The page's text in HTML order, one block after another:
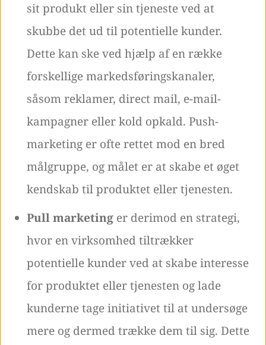
sit produkt eller sin tjeneste ved at
skubbe det ud til potentielle kunder.
Dette kan ske ved hjælp af en række
forskellige markedsføringskanaler,
såsom reklamer, direct mail, e-mail-
kampagner eller kold opkald. Push-
marketing er ofte rettet mod en bred
målgruppe, og målet er at skabe et øget
kendskab til produktet eller tjenesten.
Pull marketing er derimod en strategi,
hvor en virksomhed tiltrækker
potentielle kunder ved at skabe interesse
for produktet eller tjenesten og lade
kunderne tage initiativet til at undersøge
mere og dermed trække dem til sig. Dette